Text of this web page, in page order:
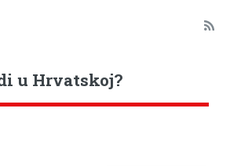
u Hrvatskoj?